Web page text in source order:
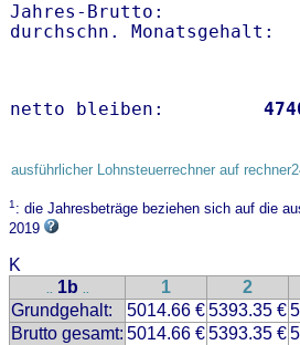
Jahres-
netto bleiben:
ausführlicher Lohnsteuerrechner auf
1: die Jahresbeträge beziehen sich auf die
2019
K
.. 1b .. 1 2
Grundgehalt:
5014.66 €5393.35 €
Brutto gesamt: 5014.66 €5393.35 €